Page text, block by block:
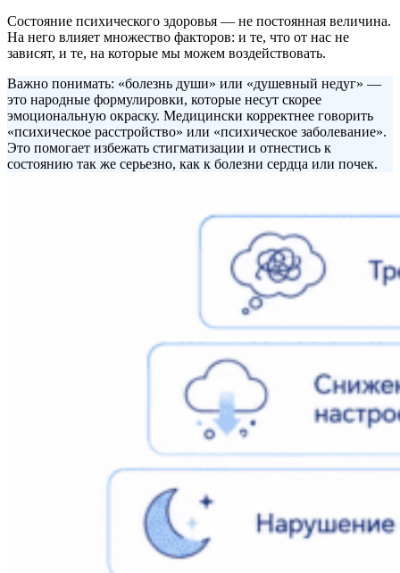
Состояние психического здоровья — не постоянная величина.
На него влияет множество факторов: и те, что от нас не
зависят, и те, на которые мы можем воздействовать.
Важно понимать: «болезнь души» или «душевный недуг» —
это народные формулировки, которые несут скорее
эмоциональную окраску. Медицински корректнее говорить
«психическое расстройство» или «психическое заболевание».
Это помогает избежать стигматизации и отнестись к
состоянию так же серьезно, как к болезни сердца или почек.